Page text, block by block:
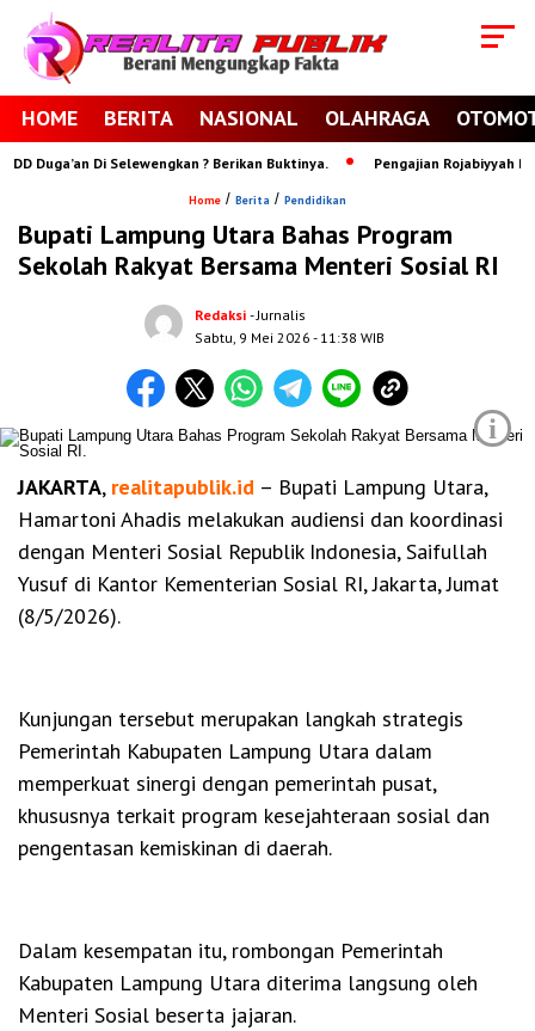
HOME BERITA NASIONAL OLAHRAGA
Di Selewengkan ? Berikan Buktinya. Pengajian Rojabiyyah
Home / Berita / Pendidikan
Bupati Lampung Utara Bahas Program
Sekolah Rakyat Bersama Menteri Sosial RI
Redaksi - Jurnalis
Sabtu, 9 Mei 2026 - 11:38 WIB
i
JAKARTA, realitapublik.id – Bupati Lampung Utara,
Hamartoni Ahadis melakukan audiensi dan koordinasi
dengan Menteri Sosial Republik Indonesia, Saifullah
Yusuf di Kantor Kementerian Sosial RI, Jakarta, Jumat
(8/5/2026).
Kunjungan tersebut merupakan langkah strategis
Pemerintah Kabupaten Lampung Utara dalam
memperkuat sinergi dengan pemerintah pusat,
khususnya terkait program kesejahteraan sosial dan
pengentasan kemiskinan di daerah.
Dalam kesempatan itu, rombongan Pemerintah
Kabupaten Lampung Utara diterima langsung oleh
Menteri Sosial beserta jajaran.